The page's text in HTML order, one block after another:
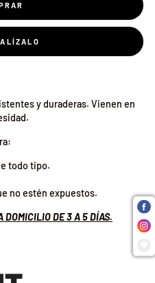
y duraderas. Vienen en
todo tipo.
no estén expuestos.
DOMICILIO DE 3 A 5 DÍAS.